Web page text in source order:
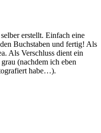
erstellt. Einfach eine
Buchstaben und fertig! Als
Als Verschluss dient ein
(nachdem ich eben
habe…).